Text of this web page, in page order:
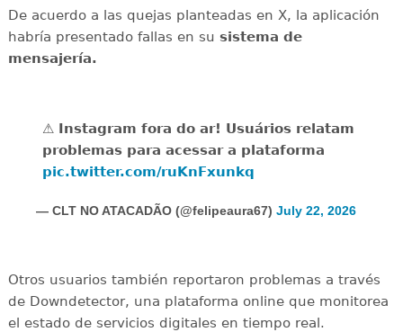
De acuerdo a las quejas planteadas en X, la aplicación
habría presentado fallas en su sistema de
mensajería.
⚠️ Instagram fora do ar! Usuários relatam
problemas para acessar a plataforma
pic.twitter.com/ruKnFxunkq
— CLT NO ATACADÃO (@felipeaura67) July 22, 2026
Otros usuarios también reportaron problemas a través
de Downdetector, una plataforma online que monitorea
el estado de servicios digitales en tiempo real.